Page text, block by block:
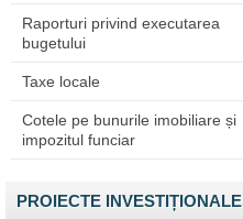
Raporturi privind executarea
bugetului
Taxe locale
Cotele pe bunurile imobiliare și
impozitul funciar
PROIECTE INVESTIȚIONALE